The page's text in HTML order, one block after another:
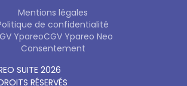
SUITE 2026
RÉSERVÉS
Mentions légales
de confidentialité
YpareoCGV Ypareo Neo
Consentement